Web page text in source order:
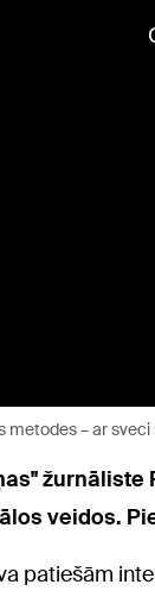
metodes – ar
veidos.
patiešām